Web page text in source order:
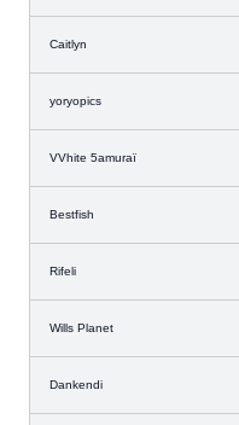
Caitlyn
yoryopics
VVhite 5amuraï
Bestfish
Rifeli
Wills Planet
Dankendi